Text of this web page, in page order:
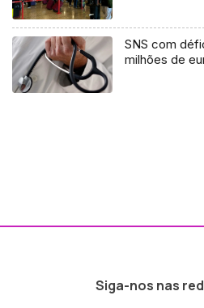
SNS com
milhões de
Siga-nos nas